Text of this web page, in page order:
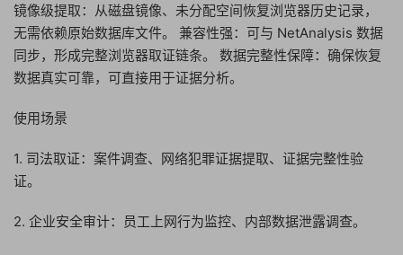
镜像级提取：从磁盘镜像、未分配空间恢复浏览器历史记录，
无需依赖原始数据库文件。 兼容性强：可与 NetAnalysis 数据
同步，形成完整浏览器取证链条。 数据完整性保障：确保恢复
数据真实可靠，可直接用于证据分析。
使用场景
1. 司法取证：案件调查、网络犯罪证据提取、证据完整性验
证。
2. 企业安全审计：员工上网行为监控、内部数据泄露调查。